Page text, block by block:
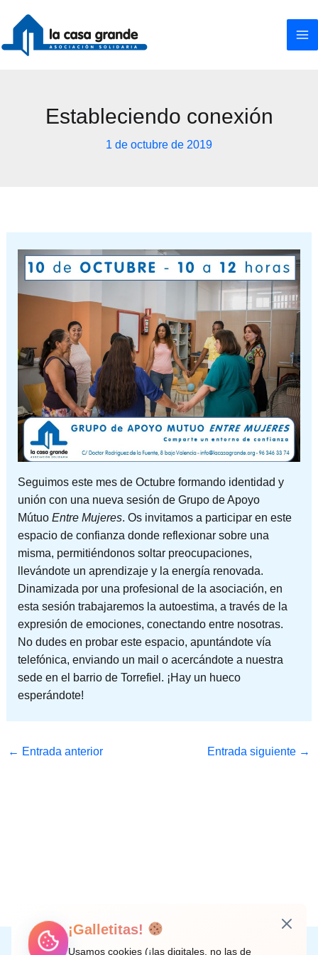
contenido
Estableciendo conexión
1 de octubre de 2019
Seguimos este mes de Octubre formando identidad y
unión con una nueva sesión de Grupo de Apoyo
Mútuo Entre Mujeres. Os invitamos a participar en este
espacio de confianza donde reflexionar sobre una
misma, permitiéndonos soltar preocupaciones,
llevándote un aprendizaje y la energía renovada.
Dinamizada por una profesional de la asociación, en
esta sesión trabajaremos la autoestima, a través de la
expresión de emociones, conectando entre nosotras.
No dudes en probar este espacio, apuntándote vía
telefónica, enviando un mail o acercándote a nuestra
sede en el barrio de Torrefiel. ¡Hay un hueco
esperándote!
← Entrada anterior Entrada siguiente →
Instagram
Facebook
X LinkedIn
Correo electrónico
¡Galletitas!
Usamos cookies (¡las digitales, no las de